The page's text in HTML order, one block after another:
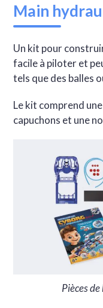
Main
Un kit pour
facile à piloter et
tels que des balles
Le kit comprend
capuchons et une
Pièces